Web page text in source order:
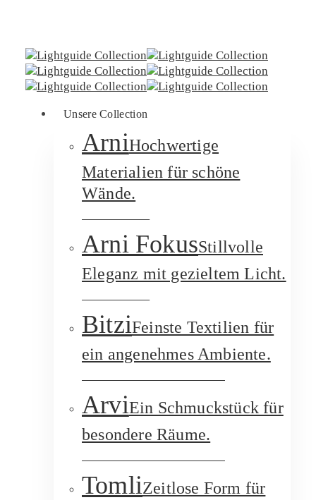
content
Menu Unsere Collection
ArniHochwertige
Materialien für schöne
Wände.
Arni FokusStillvolle
Eleganz mit gezieltem Licht.
BitziFeinste Textilien für
ein angenehmes Ambiente.
ArviEin Schmuckstück für
besondere Räume.
TomliZeitlose Form für